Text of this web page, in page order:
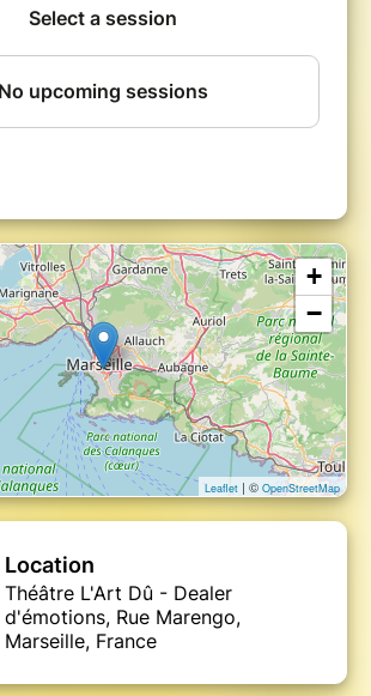
à la brutalité du monde extérieur ?
+
−
Leaflet | © OpenStreetMap
Location
Théâtre L'Art Dû - Dealer
d'émotions, Rue Marengo,
Marseille, France